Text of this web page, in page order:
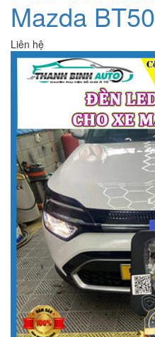
Mazda BT50
Liên hệ